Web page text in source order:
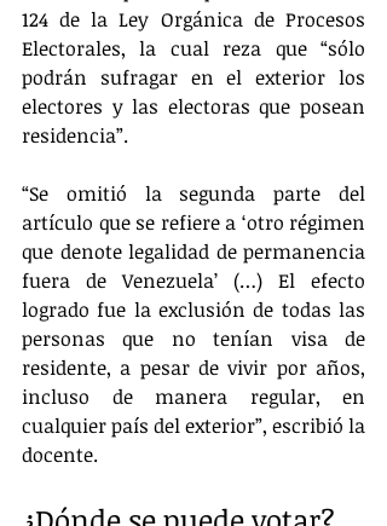
124 de la Ley Orgánica de Procesos
Electorales, la cual reza que “sólo
podrán sufragar en el exterior los
electores y las electoras que posean
residencia”.
“Se omitió la segunda parte del
artículo que se refiere a ‘otro régimen
que denote legalidad de permanencia
fuera de Venezuela’ (…) El efecto
logrado fue la exclusión de todas las
personas que no tenían visa de
residente, a pesar de vivir por años,
incluso de manera regular, en
cualquier país del exterior”, escribió la
docente.